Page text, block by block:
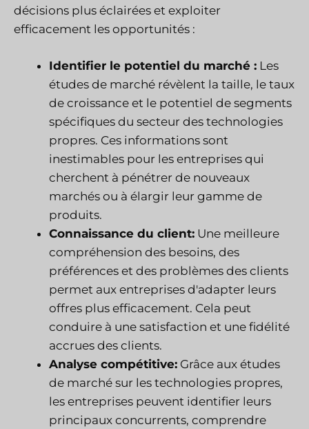
décisions plus éclairées et exploiter
efficacement les opportunités :
Identifier le potentiel du marché : Les
études de marché révèlent la taille, le taux
de croissance et le potentiel de segments
spécifiques du secteur des technologies
propres. Ces informations sont
inestimables pour les entreprises qui
cherchent à pénétrer de nouveaux
marchés ou à élargir leur gamme de
produits.
Connaissance du client: Une meilleure
compréhension des besoins, des
préférences et des problèmes des clients
permet aux entreprises d'adapter leurs
offres plus efficacement. Cela peut
conduire à une satisfaction et une fidélité
accrues des clients.
Analyse compétitive: Grâce aux études
de marché sur les technologies propres,
les entreprises peuvent identifier leurs
principaux concurrents, comprendre